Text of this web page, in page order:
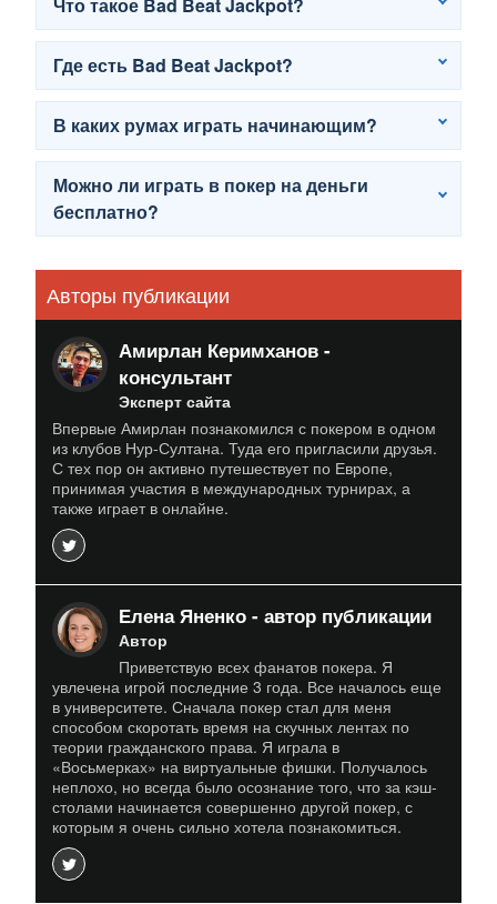
Что такое Bad Beat Jackpot?
Где есть Bad Beat Jackpot?
В каких румах играть начинающим?
Можно ли играть в покер на деньги
бесплатно?
Авторы публикации
Амирлан Керимханов -
консультант
Эксперт сайта
Впервые Амирлан познакомился с покером в одном
из клубов Нур-Султана. Туда его пригласили друзья.
С тех пор он активно путешествует по Европе,
принимая участия в международных турнирах, а
также играет в онлайне.
Елена Яненко - автор публикации
Автор
Приветствую всех фанатов покера. Я
увлечена игрой последние 3 года. Все началось еще
в университете. Сначала покер стал для меня
способом скоротать время на скучных лентах по
теории гражданского права. Я играла в
«Восьмерках» на виртуальные фишки. Получалось
неплохо, но всегда было осознание того, что за кэш-
столами начинается совершенно другой покер, с
которым я очень сильно хотела познакомиться.